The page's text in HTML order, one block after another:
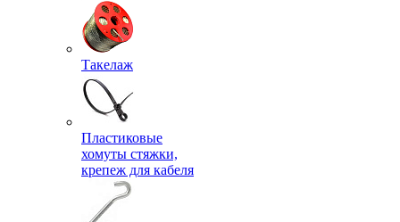
Такелаж
Пластиковые
хомуты стяжки,
крепеж для кабеля